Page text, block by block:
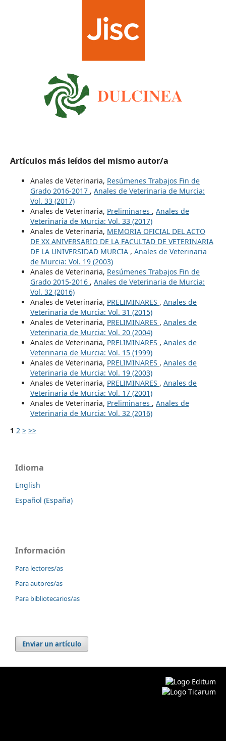
Artículos más leídos del mismo autor/a
Anales de Veterinaria, Resúmenes Trabajos Fin de
Grado 2016-2017 , Anales de Veterinaria de Murcia:
Vol. 33 (2017)
Anales de Veterinaria, Preliminares , Anales de
Veterinaria de Murcia: Vol. 33 (2017)
Anales de Veterinaria, MEMORIA OFICIAL DEL ACTO
DE XX ANIVERSARIO DE LA FACULTAD DE VETERINARIA
DE LA UNIVERSIDAD MURCIA , Anales de Veterinaria
de Murcia: Vol. 19 (2003)
Anales de Veterinaria, Resúmenes Trabajos Fin de
Grado 2015-2016 , Anales de Veterinaria de Murcia:
Vol. 32 (2016)
Anales de Veterinaria, PRELIMINARES , Anales de
Veterinaria de Murcia: Vol. 31 (2015)
Anales de Veterinaria, PRELIMINARES , Anales de
Veterinaria de Murcia: Vol. 20 (2004)
Anales de Veterinaria, PRELIMINARES , Anales de
Veterinaria de Murcia: Vol. 15 (1999)
Anales de Veterinaria, PRELIMINARES , Anales de
Veterinaria de Murcia: Vol. 19 (2003)
Anales de Veterinaria, PRELIMINARES , Anales de
Veterinaria de Murcia: Vol. 17 (2001)
Anales de Veterinaria, Preliminares , Anales de
Veterinaria de Murcia: Vol. 32 (2016)
1 2 > >>
Idioma
English
Español (España)
Información
Para lectores/as
Para autores/as
Para bibliotecarios/as
Enviar un artículo